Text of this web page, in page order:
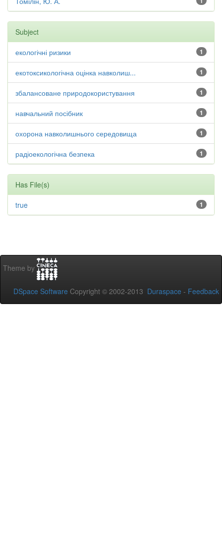
Subject
1
екологічні ризики
1
екотоксикологічна оцінка навколиш...
1
збалансоване природокористування
1
навчальний посібник
1
охорона навколишнього середовища
1
радіоекологічна безпека
Has File(s)
1
true
Theme by
DSpace Software Copyright © 2002-2013 Duraspace - Feedback